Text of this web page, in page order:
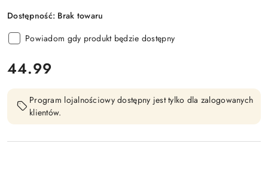
Dostępność: Brak towaru
Powiadom gdy produkt będzie dostępny
cena:
44.99
Program lojalnościowy dostępny jest tylko dla zalogowanych
klientów.